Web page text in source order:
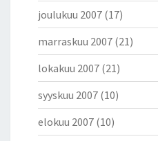
joulukuu 2007 (17)
marraskuu 2007 (21)
lokakuu 2007 (21)
syyskuu 2007 (10)
elokuu 2007 (10)